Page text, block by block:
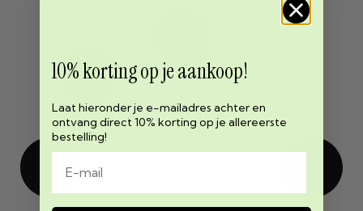
10% korting op je aankoop!
Laat hieronder je e-mailadres achter en
ontvang direct 10% korting op je allereerste
bestelling!